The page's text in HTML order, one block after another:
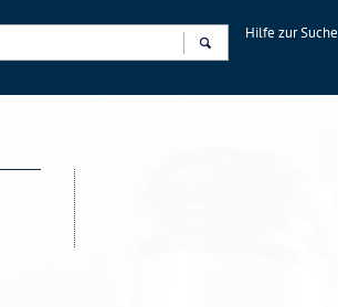
Hilfe zur Suche